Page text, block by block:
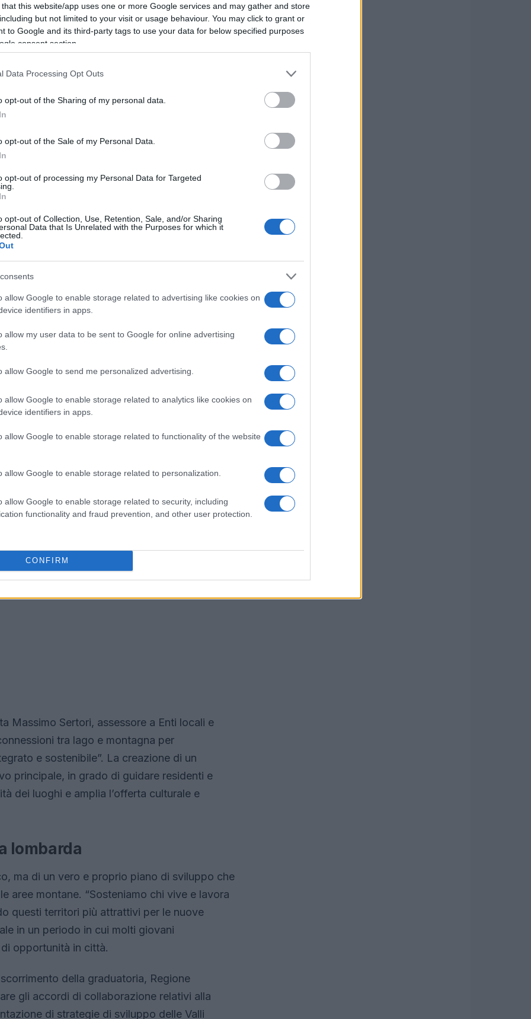
that this website/app uses one or more Google services and may gather and store
but not limited to your visit or usage behaviour. You may click to grant or
to Google and its third-party tags to use your data for below specified purposes
consent section.
Data Processing Opt Outs
opt-out of the Sharing of my personal data.
opt-out of the Sale of my Personal Data.
opt-out of processing my Personal Data for Targeted
opt-out of Collection, Use, Retention, Sale, and/or Sharing
Data that Is Unrelated with the Purposes for which it
allow Google to enable storage related to advertising like cookies on
identifiers in apps.
allow my user data to be sent to Google for online advertising
allow Google to send me personalized advertising.
allow Google to enable storage related to analytics like cookies on
identifiers in apps.
allow Google to enable storage related to functionality of the website
allow Google to enable storage related to personalization.
allow Google to enable storage related to security, including
functionality and fraud prevention, and other user protection.
CONFIRM
tra lago e montagna
la creazione di un itinerario turistico che
puntando sulla valorizzazione del patrimonio
investimento complessivo di oltre 3,4 milioni
sviluppo sostenibile e a contrastare il
montane.
natura, storia e sport’, è stata elaborata
del Ceresio, con il supporto di diversi comuni
non solo la creazione di un percorso,
l’ospitalità e le attività outdoor, rendendo
che vanno dalla riqualificazione di rifugi storici
è tutto: si punta anche al potenziamento
spazi polifunzionali destinati
all’aperto. Insomma, un vero e proprio
vita ai borghi di media montagna.
Massimo Sertori, assessore a Enti locali e
tra lago e montagna per
e sostenibile”. La creazione di un
principale, in grado di guidare residenti e
dei luoghi e amplia l’offerta culturale e
lombarda
ma di un vero e proprio piano di sviluppo che
aree montane. “Sosteniamo chi vive e lavora
questi territori più attrattivi per le nuove
in un periodo in cui molti giovani
opportunità in città.
della graduatoria, Regione
gli accordi di collaborazione relativi alla
di strategie di sviluppo delle Valli